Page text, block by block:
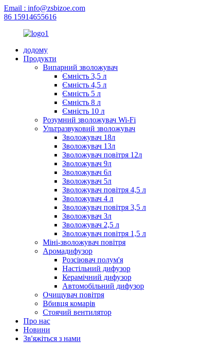
Email : info@zsbizoe.com
86 15914655616
додому
Продукти
Випарний зволожувач
Ємність 3,5 л
Ємність 4,5 л
Ємність 5 л
Ємність 8 л
Ємність 10 л
Розумний зволожувач Wi-Fi
Ультразвуковий зволожувач
Зволожувач 18л
Зволожувач 13л
Зволожувач повітря 12л
Зволожувач 9л
Зволожувач 6л
Зволожувач 5л
Зволожувач повітря 4,5 л
Зволожувач 4 л
Зволожувач повітря 3,5 л
Зволожувач 3л
Зволожувач 2,5 л
Зволожувач повітря 1,5 л
Міні-зволожувач повітря
Аромадифузор
Розсіювач полум'я
Настільний дифузор
Керамічний дифузор
Автомобільний дифузор
Очищувач повітря
Вбивця комарів
Стоячий вентилятор
Про нас
Новини
Зв'яжіться з нами